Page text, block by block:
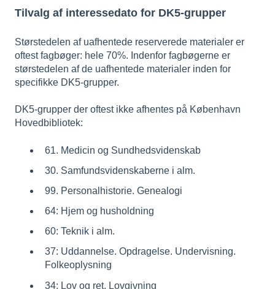
Tilvalg af interessedato for DK5-grupper
Størstedelen af uafhentede reserverede materialer er
oftest fagbøger: hele 70%. Indenfor fagbøgerne er
størstedelen af de uafhentede materialer inden for
specifikke DK5-grupper.
DK5-grupper der oftest ikke afhentes på København
Hovedbibliotek:
61. Medicin og Sundhedsvidenskab
30. Samfundsvidenskaberne i alm.
99. Personalhistorie. Genealogi
64: Hjem og husholdning
60: Teknik i alm.
37: Uddannelse. Opdragelse. Undervisning.
Folkeoplysning
34: Lov og ret. Lovgivning